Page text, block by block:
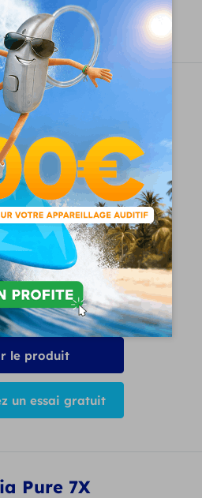
un essai gratuit
Silk 7X
€
le produit
un essai gratuit
Pure 7X